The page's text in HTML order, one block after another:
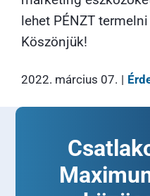
lehet PÉNZT
Köszönjük!
2022. március 07. |